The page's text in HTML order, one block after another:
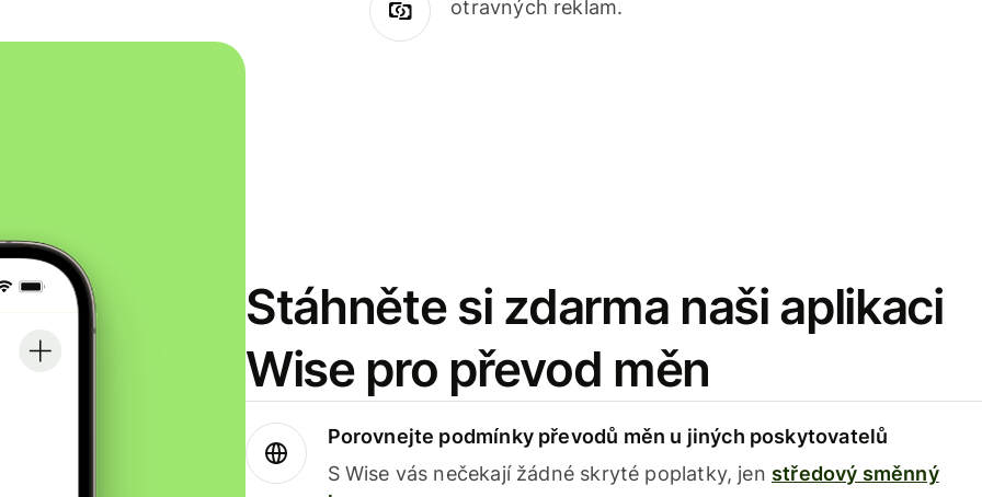
otravných reklam.
Stáhněte si zdarma naši aplikaci
Wise pro převod měn
Porovnejte podmínky převodů měn u jiných poskytovatelů
S Wise vás nečekají žádné skryté poplatky, jen středový směnný